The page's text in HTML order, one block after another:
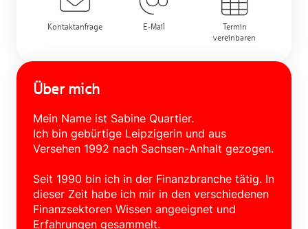
Kontaktanfrage E-Mail
Termin
vereinbaren
Über mich
Mein Name ist Sabine Quartier.
Ich bin gebürtige Leipzigerin und aus
Versehen 1992 nach Sachsen-Anhalt gezogen.
Seit 1990 bin ich in der Finanzbranche tätig. In
dieser Zeit habe ich mir in den verschiedenen
Finanzsektoren Wissen angeeignet und
Erfahrungen gesammelt.